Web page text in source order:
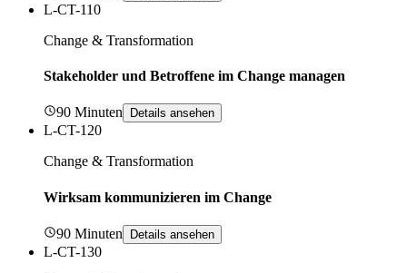
L-CT-110
Change & Transformation
Stakeholder und Betroffene im Change managen
90 Minuten Details ansehen
L-CT-120
Change & Transformation
Wirksam kommunizieren im Change
90 Minuten Details ansehen
L-CT-130